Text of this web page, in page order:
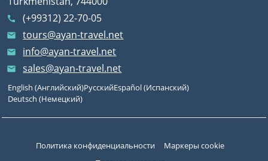
call (+99312) 22-70-05
email tours@ayan-travel.net
email info@ayan-travel.net
email sales@ayan-travel.net
English (Английский)РусскийEspañol(Испанский)
Deutsch (Немецкий)
Политика конфиденциальности
Маркеры cookie